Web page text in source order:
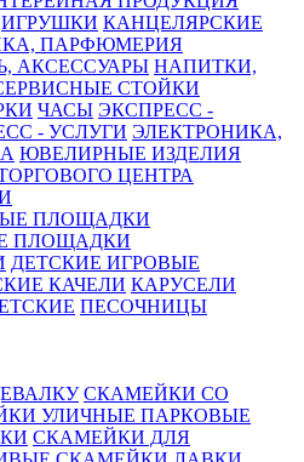
ИГРУШКИ КАНЦЕЛЯРСКИЕ
ПАРФЮМЕРИЯ
АКСЕССУАРЫ НАПИТКИ,
СТОЙКИ
ЧАСЫ ЭКСПРЕСС -
- УСЛУГИ ЭЛЕКТРОНИКА,
ЮВЕЛИРНЫЕ ИЗДЕЛИЯ
ЦЕНТРА
ПЛОЩАДКИ
ДЕТСКИЕ ИГРОВЫЕ
КАЧЕЛИ КАРУСЕЛИ
ПЕСОЧНИЦЫ
СКАМЕЙКИ СО
УЛИЧНЫЕ ПАРКОВЫЕ
СКАМЕЙКИ ДЛЯ